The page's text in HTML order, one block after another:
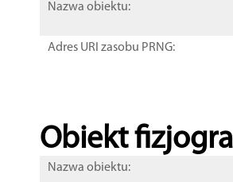
Nazwa obiektu:
Adres URI zasobu PRNG:
Obiekt
Nazwa obiektu: